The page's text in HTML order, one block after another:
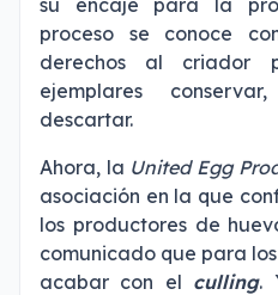
su encaje para la
proceso se conoce
derechos al criador
ejemplares
descartar.
Ahora, la United Egg
asociación en la que
los productores de
comunicado que para
acabar con el culling.